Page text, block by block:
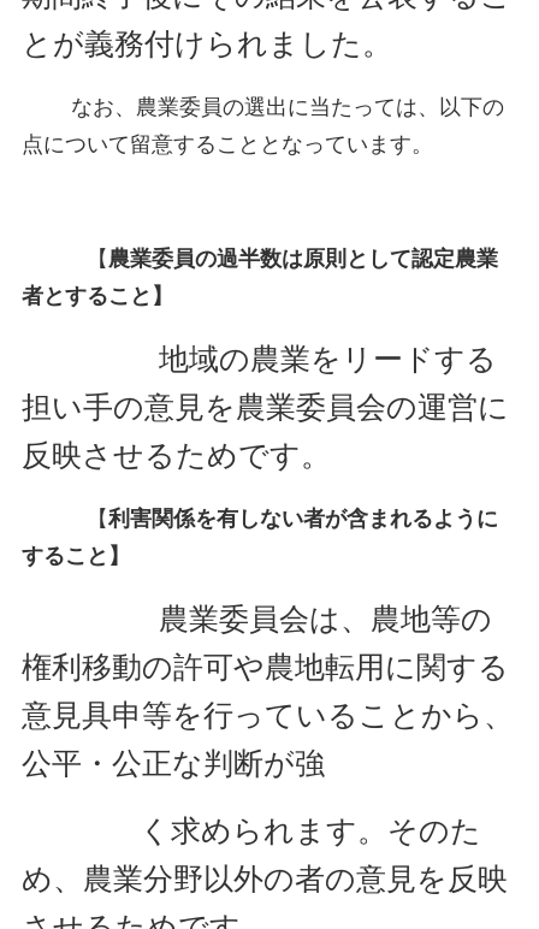
とが義務付けられま した。
なお、農業委員の選出に当たっては、以下の
点について留意することとなっています。
【 農業委員の過半数は原則として認定農業
者とすること】
地域の農業をリードする
担い手の意見を農業委員会の運営に
反映させるためです。
【利害関係を有しない者が含まれるように
すること】
農業委員会は、農地等の
権利移動の許可や農地転用に関する
意見具申等を行っていることから、
公平・公正な判断が強
く求められます。そのた
め、農業分野以外の者の意見を反映